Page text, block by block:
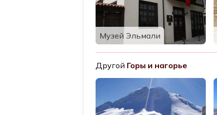
Музей Эльмали
Другой Горы и нагорье